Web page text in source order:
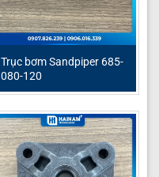
Trục bơm Sandpiper 685-
080-120